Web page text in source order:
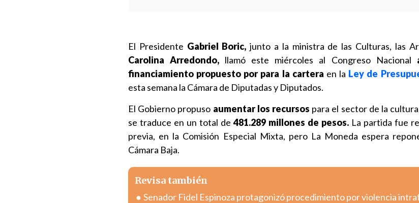
El Presidente Gabriel Boric, junto a la ministra de las Culturas, las
Carolina Arredondo, llamó este miércoles al Congreso Nacional
financiamiento propuesto por para la cartera en la Ley de
esta semana la Cámara de Diputadas y Diputados.
El Gobierno propuso aumentar los recursos para el sector de la
se traduce en un total de 481.289 millones de pesos. La partida fue
previa, en la Comisión Especial Mixta, pero La Moneda espera
Cámara Baja.
Revisa también
Senador Fidel Espinoza protagonizó procedimiento por violencia